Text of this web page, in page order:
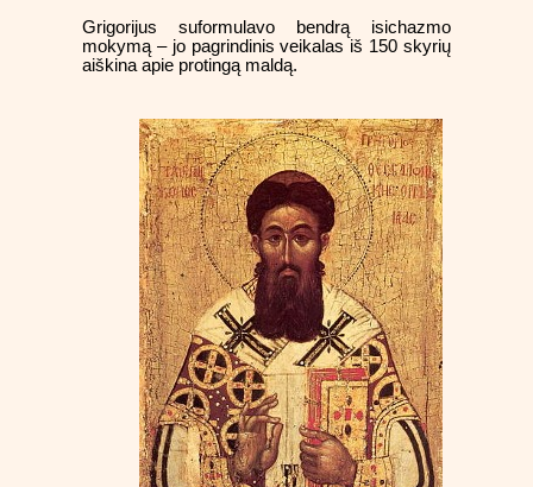
Grigorijus suformulavo bendrą isichazmo
mokymą – jo pagrindinis veikalas iš 150 skyrių
aiškina apie protingą maldą.